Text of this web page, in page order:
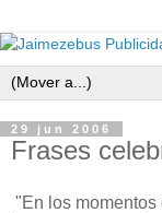
29 jun 2006
Frases
"En los